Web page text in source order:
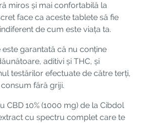
miros și mai confortabilă la
face ca aceste tablete să fie
de cum este viața ta.
garantată că nu conține
aditivi și THC, și
testărilor efectuate de către terți,
fără griji.
CBD 10% (1000 mg) de la Cibdol
cu spectru complet care te